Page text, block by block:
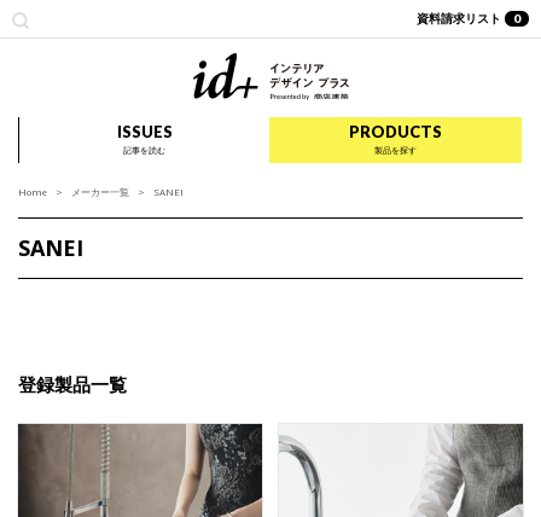
資料請求リスト 0
ISSUES
記事を読む
PRODUCTS
製品を探す
Home メーカー一覧 SANEI
SANEI
登録製品一覧